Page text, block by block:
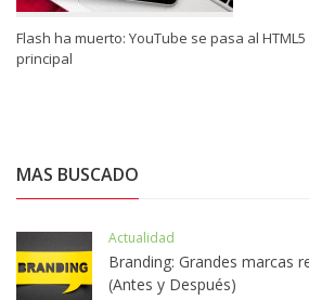
Flash ha muerto: YouTube se pasa al
principal
MAS BUSCADO
Actualidad
Branding: Grandes marcas
(Antes y Después)